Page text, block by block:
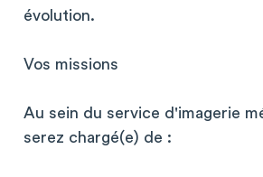
évolution.
Vos missions
Au sein du service d'imagerie
serez chargé(e) de :